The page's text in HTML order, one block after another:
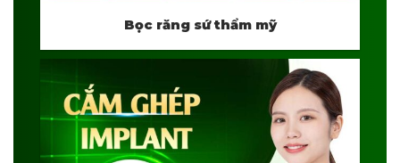
Bọc răng sứ thẩm mỹ